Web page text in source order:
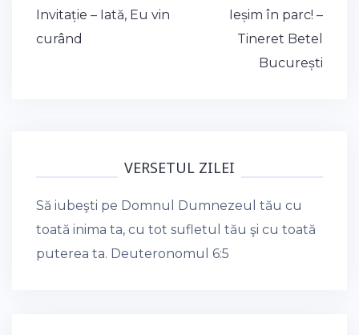
Post
navigation
Invitație – Iată, Eu vin
curând
Ieșim în parc! –
Tineret Betel
București
VERSETUL ZILEI
Să iubeşti pe Domnul Dumnezeul tău cu
toată inima ta, cu tot sufletul tău şi cu toată
puterea ta. Deuteronomul 6:5